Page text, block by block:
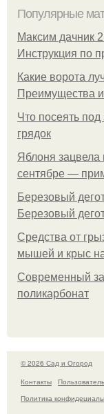
Популярные
Максим дачник
Инструкция по
Какие ворота
Преимущества и
Что посеять под
грядок
Яблоня зацвела
сентябре —
Березовый
Березовый
Средства от
мышей и крыс
Современный
поликарбонат
© 2026 Сад и Огород
Контакты
Политика